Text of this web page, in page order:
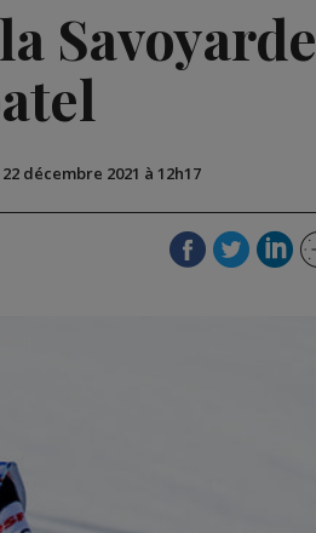
Savoyarde
décembre 2021 à 12h17